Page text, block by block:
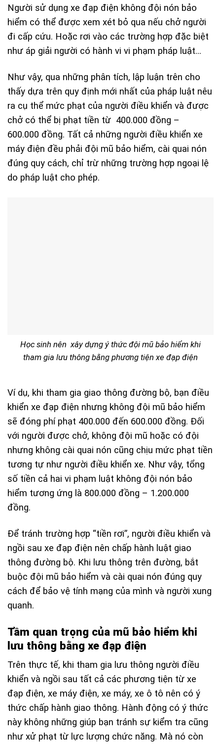
Người sử dụng xe đạp điện không đội nón bảo
hiểm có thể được xem xét bỏ qua nếu chở người
đi cấp cứu. Hoặc rơi vào các trường hợp đặc biệt
như áp giải người có hành vi vi phạm pháp luật…
Như vậy, qua những phân tích, lập luận trên cho
thấy dựa trên quy định mới nhất của pháp luật nêu
ra cụ thể mức phạt của người điều khiển và được
chở có thể bị phạt tiền từ 400.000 đồng –
600.000 đồng. Tất cả những người điều khiển xe
máy điện đều phải đội mũ bảo hiểm, cài quai nón
đúng quy cách, chỉ trừ những trường hợp ngoại lệ
do pháp luật cho phép.
Học sinh nên xây dựng ý thức đội mũ bảo hiểm khi
tham gia lưu thông bằng phương tiện xe đạp điện
Ví dụ, khi tham gia giao thông đường bộ, bạn điều
khiển xe đạp điện nhưng không đội mũ bảo hiểm
sẽ đóng phí phạt 400.000 đến 600.000 đồng. Đối
với người được chở, không đội mũ hoặc có đội
nhưng không cài quai nón cũng chịu mức phạt tiền
tương tự như người điều khiển xe. Như vậy, tổng
số tiền cả hai vi phạm luật không đội nón bảo
hiểm tương ứng là 800.000 đồng – 1.200.000
đồng.
Để tránh trường hợp “tiền rơi”, người điều khiển và
ngồi sau xe đạp điện nên chấp hành luật giao
thông đường bộ. Khi lưu thông trên đường, bắt
buộc đội mũ bảo hiểm và cài quai nón đúng quy
cách để bảo vệ tính mạng của mình và người xung
quanh.
Tầm quan trọng của mũ bảo hiểm khi
lưu thông bằng xe đạp điện
Trên thực tế, khi tham gia lưu thông người điều
khiển và ngồi sau tất cả các phương tiện từ xe
đạp điện, xe máy điện, xe máy, xe ô tô nên có ý
thức chấp hành giao thông. Hành động có ý thức
này không những giúp bạn tránh sự kiểm tra cũng
như xử phạt từ lực lượng chức năng. Mà nó còn